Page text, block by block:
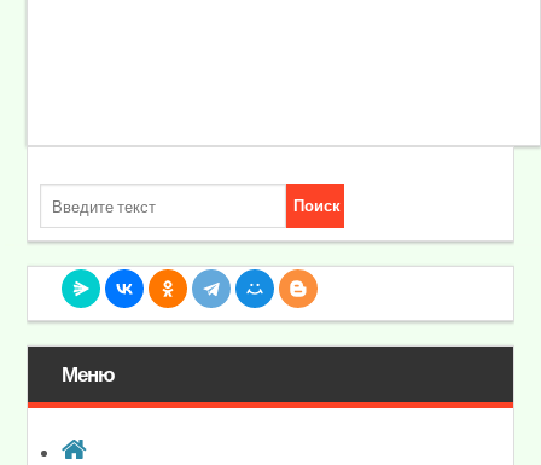
Меню